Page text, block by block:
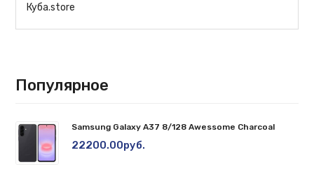
Куба.store
Популярное
Samsung Galaxy A37 8/128 Awessome Charcoal
22200.00руб.